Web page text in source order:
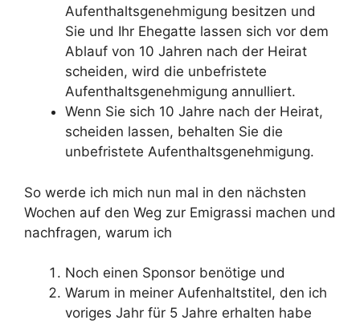
Aufenthaltsgenehmigung besitzen und
Sie und Ihr Ehegatte lassen sich vor dem
Ablauf von 10 Jahren nach der Heirat
scheiden, wird die unbefristete
Aufenthaltsgenehmigung annulliert.
Wenn Sie sich 10 Jahre nach der Heirat,
scheiden lassen, behalten Sie die
unbefristete Aufenthaltsgenehmigung.
So werde ich mich nun mal in den nächsten
Wochen auf den Weg zur Emigrassi machen und
nachfragen, warum ich
Noch einen Sponsor benötige und
Warum in meiner Aufenhaltstitel, den ich
voriges Jahr für 5 Jahre erhalten habe